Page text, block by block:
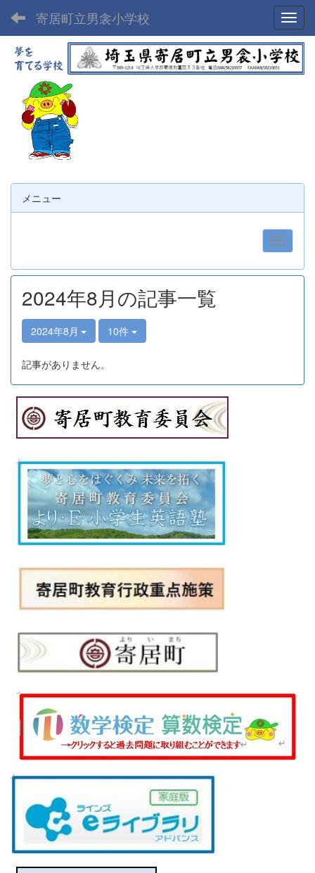
寄居町立男衾小学校
メニュー
2024年8月の記事一覧
2024年8月 10件
記事がありません。